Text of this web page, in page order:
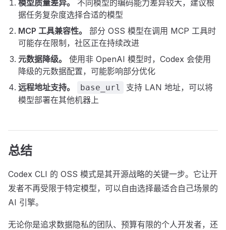
模型质量差异。
不同模型的编码能力差异较大，建议根
据任务复杂度选择合适的模型
MCP 工具兼容性。
部分 OSS 模型在调用 MCP 工具时
可能存在限制，社区正在持续改进
元数据降级。
使用非 OpenAI 模型时，Codex 会使用
降级的元数据配置，可能影响部分优化
远程地址支持。
base_url
支持 LAN 地址，可以将
模型部署在其他机器上
总结
Codex CLI 的 OSS 模式是其开源战略的关键一步。它让开
发者不再受限于特定模型，可以自由选择最适合自己场景的
AI 引擎。
无论你是追求数据隐私的团队、预算有限的个人开发者，还